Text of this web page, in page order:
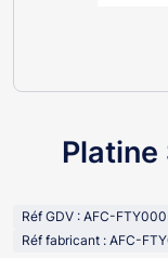
Réf GDV : AFC-
Réf fabricant : AFC-